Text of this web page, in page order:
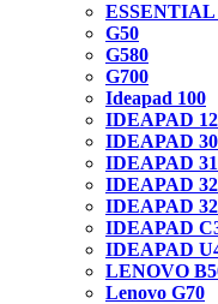
ESSENTIAL
G50
G580
G700
Ideapad 100
IDEAPAD
IDEAPAD
IDEAPAD
IDEAPAD
IDEAPAD
IDEAPAD
IDEAPAD
LENOVO
Lenovo G70